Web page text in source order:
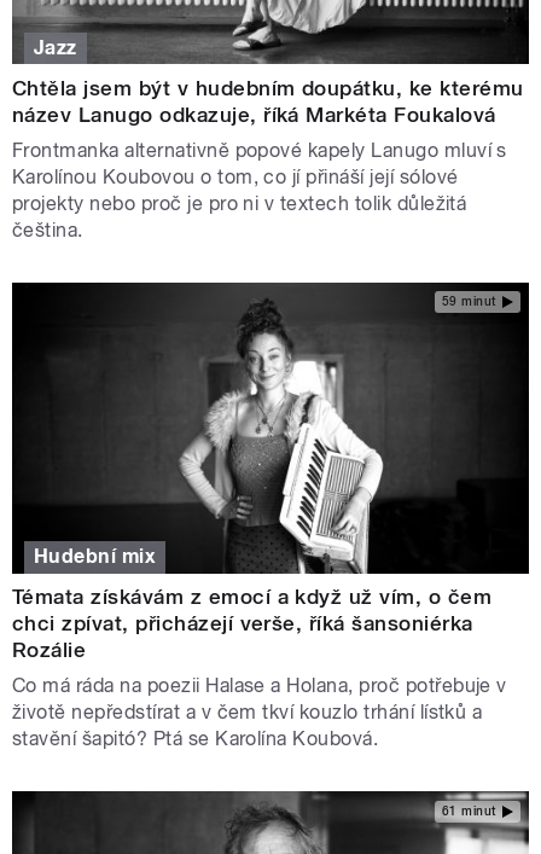
Jazz
Chtěla jsem být v hudebním doupátku, ke kterému
název Lanugo odkazuje, říká Markéta Foukalová
Frontmanka alternativně popové kapely Lanugo mluví s
Karolínou Koubovou o tom, co jí přináší její sólové
projekty nebo proč je pro ni v textech tolik důležitá
čeština.
59 minut
Hudební mix
Témata získávám z emocí a když už vím, o čem
chci zpívat, přicházejí verše, říká šansoniérka
Rozálie
Co má ráda na poezii Halase a Holana, proč potřebuje v
životě nepředstírat a v čem tkví kouzlo trhání lístků a
stavění šapitó? Ptá se Karolína Koubová.
61 minut